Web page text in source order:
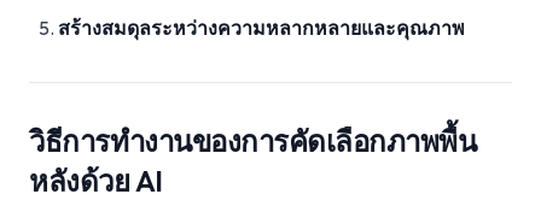
สร้างสมดุลระหว่างความหลากหลายและคุณภาพ
วิธีการทำงานของการคัดเลือกภาพพื้น
หลังด้วย AI